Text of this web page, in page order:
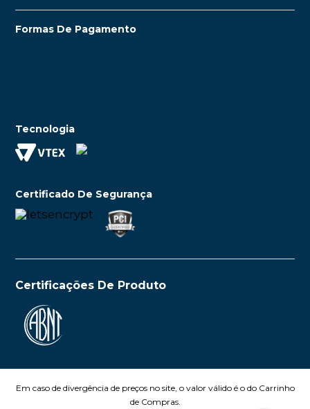
Formas De Pagamento
Tecnologia
Certificado De Segurança
Certificações De Produto
Em caso de divergência de preços no site, o valor válido é o do Carrinho
de Compras.